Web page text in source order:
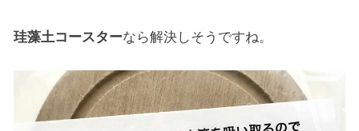
珪藻土コースターなら解決しそうですね。